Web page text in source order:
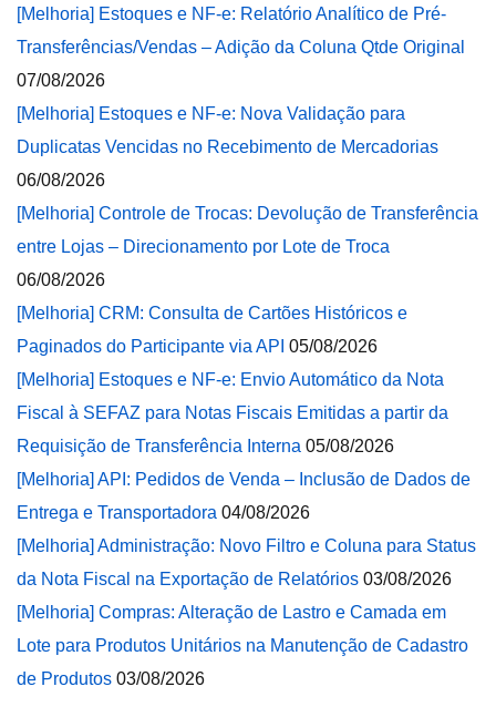
[Melhoria] Estoques e NF-e: Relatório Analítico de Pré-
Transferências/Vendas – Adição da Coluna Qtde Original
07/08/2026
[Melhoria] Estoques e NF-e: Nova Validação para
Duplicatas Vencidas no Recebimento de Mercadorias
06/08/2026
[Melhoria] Controle de Trocas: Devolução de Transferência
entre Lojas – Direcionamento por Lote de Troca
06/08/2026
[Melhoria] CRM: Consulta de Cartões Históricos e
Paginados do Participante via API 05/08/2026
[Melhoria] Estoques e NF-e: Envio Automático da Nota
Fiscal à SEFAZ para Notas Fiscais Emitidas a partir da
Requisição de Transferência Interna 05/08/2026
[Melhoria] API: Pedidos de Venda – Inclusão de Dados de
Entrega e Transportadora 04/08/2026
[Melhoria] Administração: Novo Filtro e Coluna para Status
da Nota Fiscal na Exportação de Relatórios 03/08/2026
[Melhoria] Compras: Alteração de Lastro e Camada em
Lote para Produtos Unitários na Manutenção de Cadastro
de Produtos 03/08/2026